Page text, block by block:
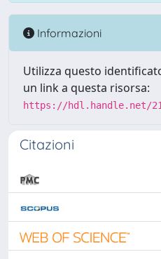
Informazioni
Utilizza questo
un link a questa risorsa:
https://hdl.handle.net/
Citazioni